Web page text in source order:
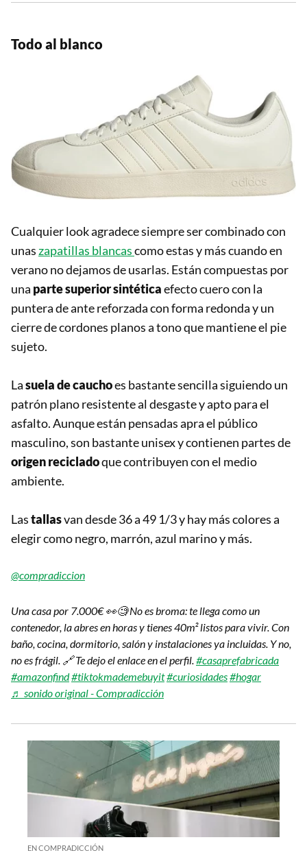
Todo al blanco
Cualquier look agradece siempre ser combinado con
unaszapatillas blancascomo estas y más cuando en
verano no dejamos de usarlas. Están compuestas por
una parte superior sintéticaefecto cuero con la
puntera de ante reforzada con forma redonda y un
cierre de cordones planos a tono que mantiene el pie
sujeto.
Lasuela de cauchoes bastante sencilla siguiendo un
patrón plano resistente al desgaste y apto para el
asfalto. Aunque están pensadas apra el público
masculino, son bastante unisex y contienen partes de
origen recicladoque contribuyen con el medio
ambiente.
Lastallasvan desde 36 a 49 1/3 y hay más colores a
elegir como negro, marrón, azul marino y más.
@compradiccion
Una casa por 7.000€ 👀🧐 No es broma: te llega como un
contenedor, la abres en horas y tienes 40m² listos para vivir. Con
baño, cocina, dormitorio, salón y instalaciones ya incluidas. Y no,
no es frágil. 🔗 Te dejo el enlace en el perfil.#casaprefabricada
#amazonfind#tiktokmademebuyit#curiosidades#hogar
♬ sonido original - Compradicción
EN COMPRADICCIÓN